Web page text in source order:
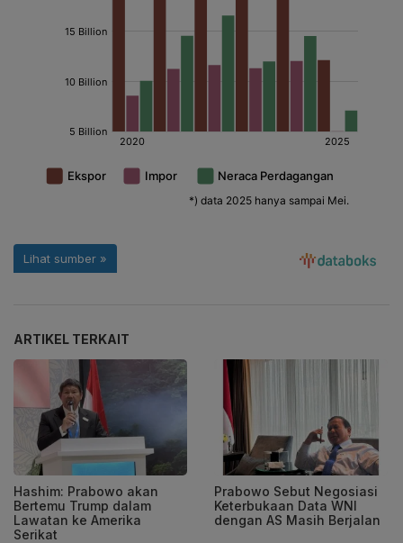
ARTIKEL TERKAIT
Hashim: Prabowo akan
Bertemu Trump dalam
Lawatan ke Amerika
Serikat
Prabowo Sebut Negosiasi
Keterbukaan Data WNI
dengan AS Masih Berjalan